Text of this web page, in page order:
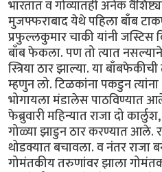
भारतात व गोव्यातही अनेक
मुजफ्फराबाद येथे पहिला बाँब
प्रफुल्लकुमार चाकी यांनी जस्टिस
बाँब फेकला. पण तो त्यात नसल्याने
स्त्रिया ठार झाल्या. या
म्हणुन लो. टिळकांना पकडुन त्यांना
भोगायला मंडालेस पाठविण्यात
फेब्रुवारी महिन्यात राजा दो
गोळ्या झाडुन ठार करण्यात आले.
थोडक्यात बचावला. व नंतर राजा
गोमंतकीय तरुणांवर झाला